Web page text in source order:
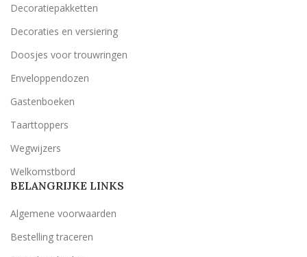
Decoratiepakketten
Decoraties en versiering
Doosjes voor trouwringen
Enveloppendozen
Gastenboeken
Taarttoppers
Wegwijzers
Welkomstbord
BELANGRIJKE LINKS
Algemene voorwaarden
Bestelling traceren